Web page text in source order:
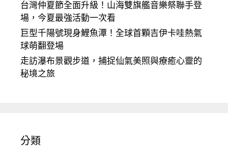
台灣仲夏節全面升級！山海雙旗艦音樂祭聯手登
場，今夏最強活動一次看
巨型千陽號現身鯉魚潭！全球首顆吉伊卡哇熱氣
球萌翻登場
走訪瀑布景觀步道，捕捉仙氣美照與療癒心靈的
秘境之旅
分類